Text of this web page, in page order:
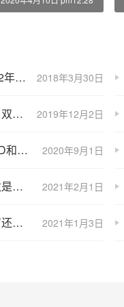
2018年3月30日
阿里云服务器优惠：1年99元、2年189元、3年279元
2019年12月2日
阿里云双十二有没有优惠？有！双12活动攻略奉上
2020年9月1日
阿里云GPU服务器价格表（AMD和Nvidia M40/P100/P4/V100）
2021年2月1日
阿里云安全中心旗舰版计算核数是什么？计算核数是如何计算的？
2021年1月3日
阿里云有国外服务器吗？不仅有还挺多